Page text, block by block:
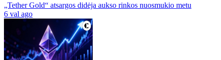
„Tether Gold“ atsargos didėja aukso rinkos nuosmukio metu
6 val ago